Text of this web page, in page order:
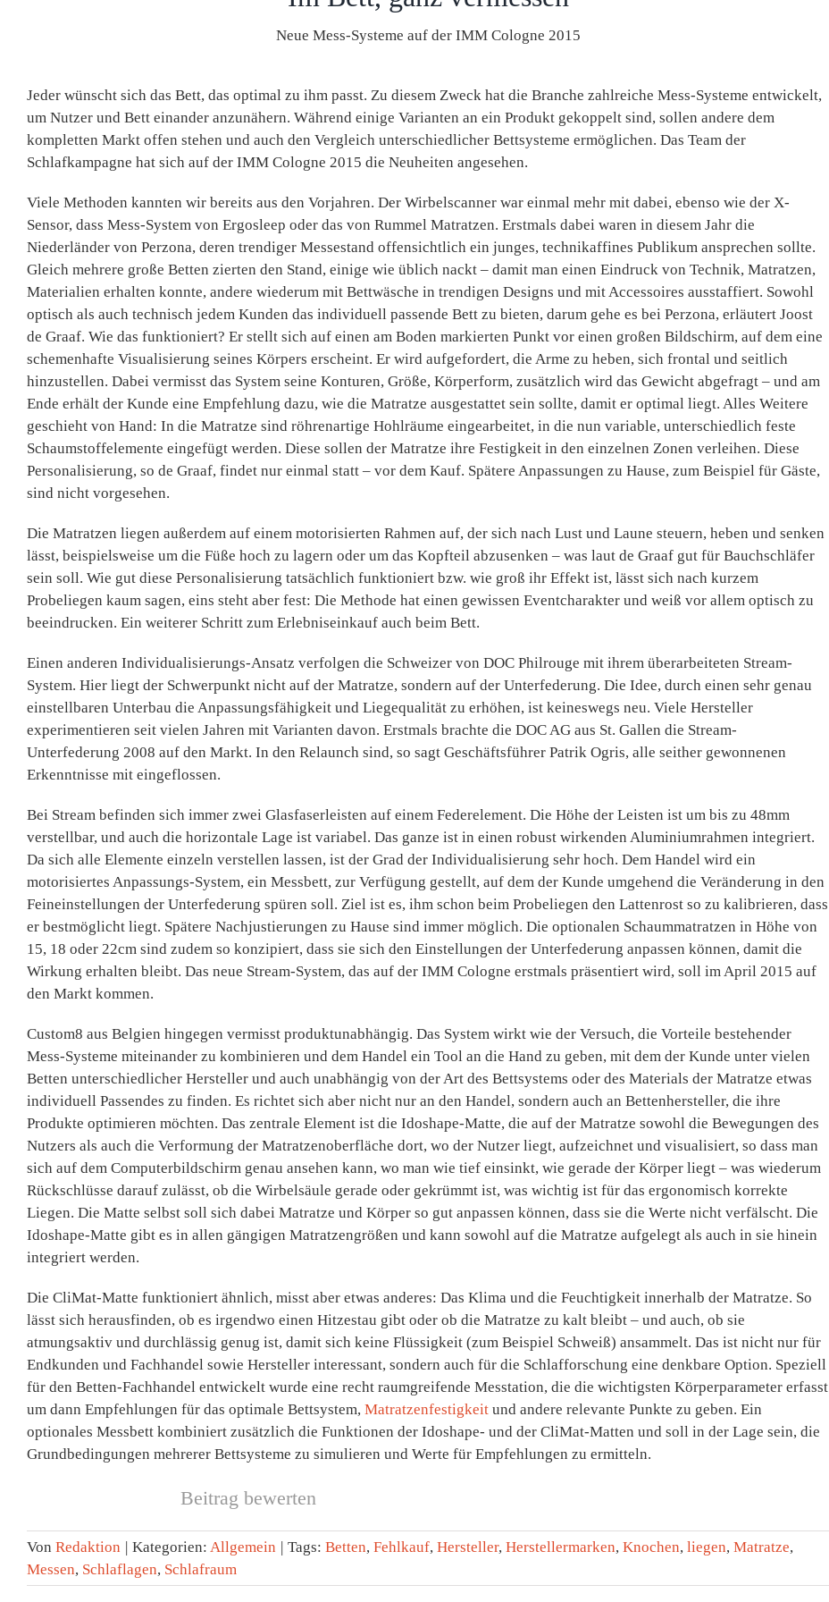
Neue Mess-Systeme auf der IMM Cologne 2015
Jeder wünscht sich das Bett, das optimal zu ihm passt. Zu diesem Zweck hat die Branche zahlreiche Mess-Systeme entwickelt,
um Nutzer und Bett einander anzunähern. Während einige Varianten an ein Produkt gekoppelt sind, sollen andere dem
kompletten Markt offen stehen und auch den Vergleich unterschiedlicher Bettsysteme ermöglichen. Das Team der
Schlafkampagne hat sich auf der IMM Cologne 2015 die Neuheiten angesehen.
Viele Methoden kannten wir bereits aus den Vorjahren. Der Wirbelscanner war einmal mehr mit dabei, ebenso wie der X-
Sensor, dass Mess-System von Ergosleep oder das von Rummel Matratzen. Erstmals dabei waren in diesem Jahr die
Niederländer von Perzona, deren trendiger Messestand offensichtlich ein junges, technikaffines Publikum ansprechen sollte.
Gleich mehrere große Betten zierten den Stand, einige wie üblich nackt – damit man einen Eindruck von Technik, Matratzen,
Materialien erhalten konnte, andere wiederum mit Bettwäsche in trendigen Designs und mit Accessoires ausstaffiert. Sowohl
optisch als auch technisch jedem Kunden das individuell passende Bett zu bieten, darum gehe es bei Perzona, erläutert Joost
de Graaf. Wie das funktioniert? Er stellt sich auf einen am Boden markierten Punkt vor einen großen Bildschirm, auf dem eine
schemenhafte Visualisierung seines Körpers erscheint. Er wird aufgefordert, die Arme zu heben, sich frontal und seitlich
hinzustellen. Dabei vermisst das System seine Konturen, Größe, Körperform, zusätzlich wird das Gewicht abgefragt – und am
Ende erhält der Kunde eine Empfehlung dazu, wie die Matratze ausgestattet sein sollte, damit er optimal liegt. Alles Weitere
geschieht von Hand: In die Matratze sind röhrenartige Hohlräume eingearbeitet, in die nun variable, unterschiedlich feste
Schaumstoffelemente eingefügt werden. Diese sollen der Matratze ihre Festigkeit in den einzelnen Zonen verleihen. Diese
Personalisierung, so de Graaf, findet nur einmal statt – vor dem Kauf. Spätere Anpassungen zu Hause, zum Beispiel für Gäste,
sind nicht vorgesehen.
Die Matratzen liegen außerdem auf einem motorisierten Rahmen auf, der sich nach Lust und Laune steuern, heben und senken
lässt, beispielsweise um die Füße hoch zu lagern oder um das Kopfteil abzusenken – was laut de Graaf gut für Bauchschläfer
sein soll. Wie gut diese Personalisierung tatsächlich funktioniert bzw. wie groß ihr Effekt ist, lässt sich nach kurzem
Probeliegen kaum sagen, eins steht aber fest: Die Methode hat einen gewissen Eventcharakter und weiß vor allem optisch zu
beeindrucken. Ein weiterer Schritt zum Erlebniseinkauf auch beim Bett.
Einen anderen Individualisierungs-Ansatz verfolgen die Schweizer von DOC Philrouge mit ihrem überarbeiteten Stream-
System. Hier liegt der Schwerpunkt nicht auf der Matratze, sondern auf der Unterfederung. Die Idee, durch einen sehr genau
einstellbaren Unterbau die Anpassungsfähigkeit und Liegequalität zu erhöhen, ist keineswegs neu. Viele Hersteller
experimentieren seit vielen Jahren mit Varianten davon. Erstmals brachte die DOC AG aus St. Gallen die Stream-
Unterfederung 2008 auf den Markt. In den Relaunch sind, so sagt Geschäftsführer Patrik Ogris, alle seither gewonnenen
Erkenntnisse mit eingeflossen.
Bei Stream befinden sich immer zwei Glasfaserleisten auf einem Federelement. Die Höhe der Leisten ist um bis zu 48mm
verstellbar, und auch die horizontale Lage ist variabel. Das ganze ist in einen robust wirkenden Aluminiumrahmen integriert.
Da sich alle Elemente einzeln verstellen lassen, ist der Grad der Individualisierung sehr hoch. Dem Handel wird ein
motorisiertes Anpassungs-System, ein Messbett, zur Verfügung gestellt, auf dem der Kunde umgehend die Veränderung in den
Feineinstellungen der Unterfederung spüren soll. Ziel ist es, ihm schon beim Probeliegen den Lattenrost so zu kalibrieren, dass
er bestmöglicht liegt. Spätere Nachjustierungen zu Hause sind immer möglich. Die optionalen Schaummatratzen in Höhe von
15, 18 oder 22cm sind zudem so konzipiert, dass sie sich den Einstellungen der Unterfederung anpassen können, damit die
Wirkung erhalten bleibt. Das neue Stream-System, das auf der IMM Cologne erstmals präsentiert wird, soll im April 2015 auf
den Markt kommen.
Custom8 aus Belgien hingegen vermisst produktunabhängig. Das System wirkt wie der Versuch, die Vorteile bestehender
Mess-Systeme miteinander zu kombinieren und dem Handel ein Tool an die Hand zu geben, mit dem der Kunde unter vielen
Betten unterschiedlicher Hersteller und auch unabhängig von der Art des Bettsystems oder des Materials der Matratze etwas
individuell Passendes zu finden. Es richtet sich aber nicht nur an den Handel, sondern auch an Bettenhersteller, die ihre
Produkte optimieren möchten. Das zentrale Element ist die Idoshape-Matte, die auf der Matratze sowohl die Bewegungen des
Nutzers als auch die Verformung der Matratzenoberfläche dort, wo der Nutzer liegt, aufzeichnet und visualisiert, so dass man
sich auf dem Computerbildschirm genau ansehen kann, wo man wie tief einsinkt, wie gerade der Körper liegt – was wiederum
Rückschlüsse darauf zulässt, ob die Wirbelsäule gerade oder gekrümmt ist, was wichtig ist für das ergonomisch korrekte
Liegen. Die Matte selbst soll sich dabei Matratze und Körper so gut anpassen können, dass sie die Werte nicht verfälscht. Die
Idoshape-Matte gibt es in allen gängigen Matratzengrößen und kann sowohl auf die Matratze aufgelegt als auch in sie hinein
integriert werden.
Die CliMat-Matte funktioniert ähnlich, misst aber etwas anderes: Das Klima und die Feuchtigkeit innerhalb der Matratze. So
lässt sich herausfinden, ob es irgendwo einen Hitzestau gibt oder ob die Matratze zu kalt bleibt – und auch, ob sie
atmungsaktiv und durchlässig genug ist, damit sich keine Flüssigkeit (zum Beispiel Schweiß) ansammelt. Das ist nicht nur für
Endkunden und Fachhandel sowie Hersteller interessant, sondern auch für die Schlafforschung eine denkbare Option. Speziell
für den Betten-Fachhandel entwickelt wurde eine recht raumgreifende Messtation, die die wichtigsten Körperparameter erfasst
um dann Empfehlungen für das optimale Bettsystem, Matratzenfestigkeit und andere relevante Punkte zu geben. Ein
optionales Messbett kombiniert zusätzlich die Funktionen der Idoshape- und der CliMat-Matten und soll in der Lage sein, die
Grundbedingungen mehrerer Bettsysteme zu simulieren und Werte für Empfehlungen zu ermitteln.
Beitrag bewerten
Von Redaktion Kategorien: Allgemein Tags: Betten, Fehlkauf, Hersteller, Herstellermarken, Knochen, liegen, Matratze,
Messen, Schlaflagen, Schlafraum